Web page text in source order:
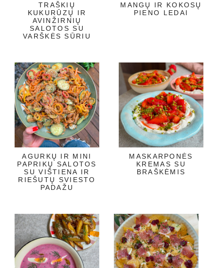
TRAŠKIŲ
KUKURŪZŲ IR
AVINŽIRNIŲ
SALOTOS SU
VARŠKĖS SŪRIU
MANGŲ IR KOKOSŲ
PIENO LEDAI
AGURKŲ IR MINI
PAPRIKŲ SALOTOS
SU VIŠTIENA IR
RIEŠUTŲ SVIESTO
PADAŽU
MASKARPONĖS
KREMAS SU
BRAŠKĖMIS